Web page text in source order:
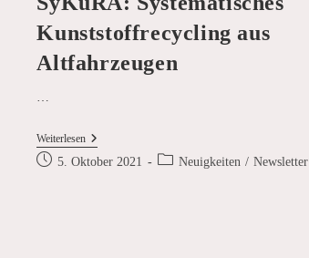
Kunststoffrecycling aus
Altfahrzeugen
…
WeiterlesenSyKuRA:
Systematisches
Kunststoffrecycling
Beitrag5. Oktober 2021
Beitrags-
Neuigkeiten / Newsletter